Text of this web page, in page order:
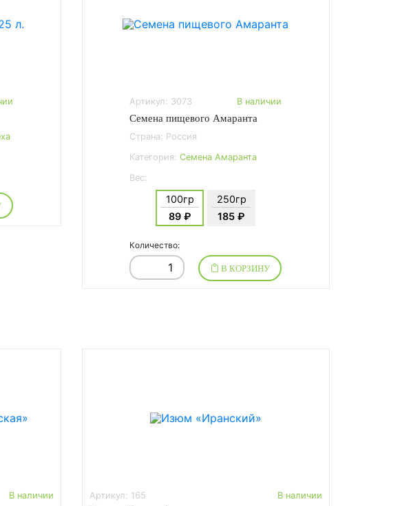
Артикул: 3073 В наличии
Семена пищевого Амаранта
Страна: Россия
Категория:Семена Амаранта
Вес:
100гр
89 ₽
250гр
185 ₽
Количество:
В КОРЗИНУ
В наличии Артикул: 165 В наличии